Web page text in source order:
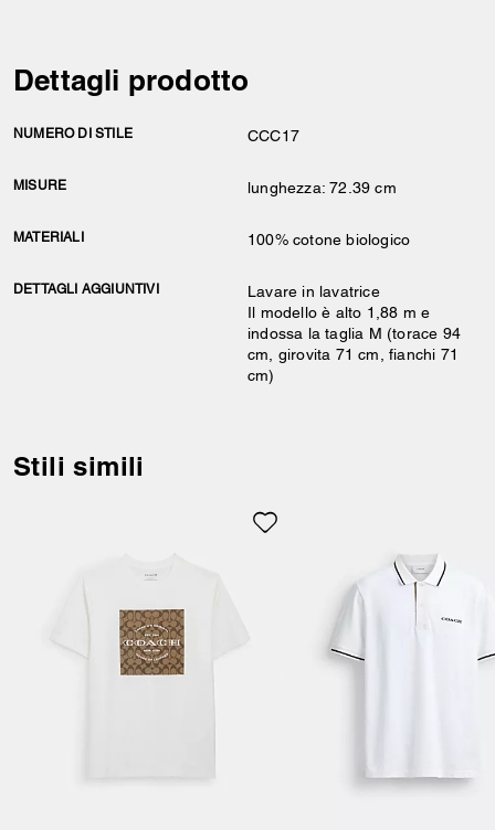
Dettagli prodotto
NUMERO DI STILE CCC17
MISURE lunghezza: 72.39 cm
MATERIALI 100% cotone biologico
DETTAGLI AGGIUNTIVI
Lavare in lavatrice
Il modello è alto 1,88 m e
indossa la taglia M (torace 94
cm, girovita 71 cm, fianchi 71
cm)
Stili simili